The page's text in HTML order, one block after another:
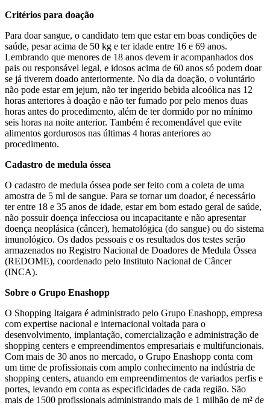
Critérios para doação
Para doar sangue, o candidato tem que estar em boas condições de
saúde, pesar acima de 50 kg e ter idade entre 16 e 69 anos.
Lembrando que menores de 18 anos devem ir acompanhados dos
pais ou responsável legal, e idosos acima de 60 anos só podem doar
se já tiverem doado anteriormente. No dia da doação, o voluntário
não pode estar em jejum, não ter ingerido bebida alcoólica nas 12
horas anteriores à doação e não ter fumado por pelo menos duas
horas antes do procedimento, além de ter dormido por no mínimo
seis horas na noite anterior. Também é recomendável que evite
alimentos gordurosos nas últimas 4 horas anteriores ao
procedimento.
Cadastro de medula óssea
O cadastro de medula óssea pode ser feito com a coleta de uma
amostra de 5 ml de sangue. Para se tornar um doador, é necessário
ter entre 18 e 35 anos de idade, estar em bom estado geral de saúde,
não possuir doença infecciosa ou incapacitante e não apresentar
doença neoplásica (câncer), hematológica (do sangue) ou do sistema
imunológico. Os dados pessoais e os resultados dos testes serão
armazenados no Registro Nacional de Doadores de Medula Óssea
(REDOME), coordenado pelo Instituto Nacional de Câncer
(INCA).
Sobre o Grupo Enashopp
O Shopping Itaigara é administrado pelo Grupo Enashopp, empresa
com expertise nacional e internacional voltada para o
desenvolvimento, implantação, comercialização e administração de
shopping centers e empreendimentos empresariais e multifuncionais.
Com mais de 30 anos no mercado, o Grupo Enashopp conta com
um time de profissionais com amplo conhecimento na indústria de
shopping centers, atuando em empreendimentos de variados perfis e
portes, levando em conta as especificidades de cada região. São
mais de 1500 profissionais administrando mais de 1 milhão de m² de